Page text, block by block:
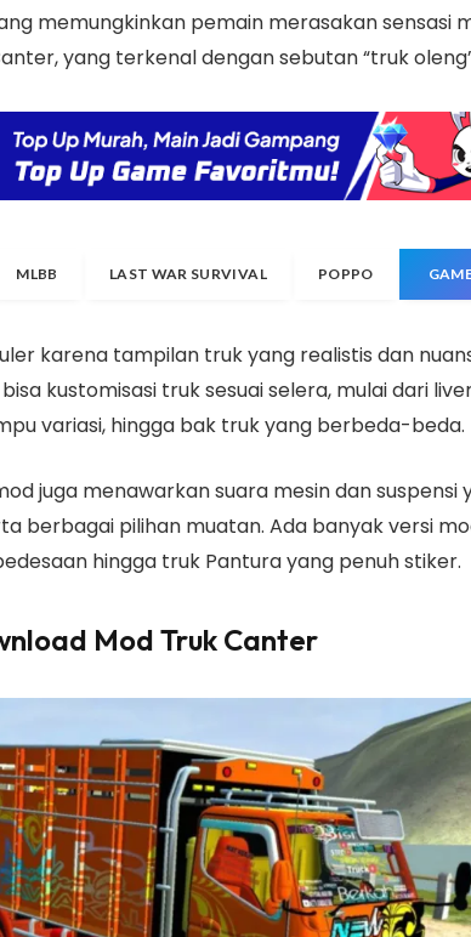
memungkinkan pemain merasakan sensasi
yang terkenal dengan sebutan “truk
MLBB LAST WAR SURVIVAL POPPO
karena tampilan truk yang realistis dan
kustomisasi truk sesuai selera, mulai dari
variasi, hingga bak truk yang berbeda-beda.
juga menawarkan suara mesin dan suspensi
berbagai pilihan muatan. Ada banyak versi
hingga truk Pantura yang penuh stiker.
Mod Truk Canter